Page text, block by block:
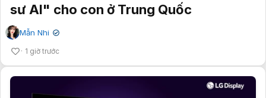
sư AI" cho con ở Trung Quốc
Mẫn Nhi ✔
1 giờ trước